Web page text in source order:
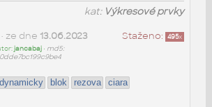
kat: Výkresové prvky
Staženo: 495x
ze dne 13.06.2023
jancabaj• md5:
dynamicky blok rezova ciara